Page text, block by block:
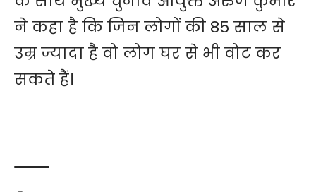
ने कहा है कि जिन लोगों की 85 साल से
उम्र ज्यादा है वो लोग घर से भी वोट कर
सकते हैं।